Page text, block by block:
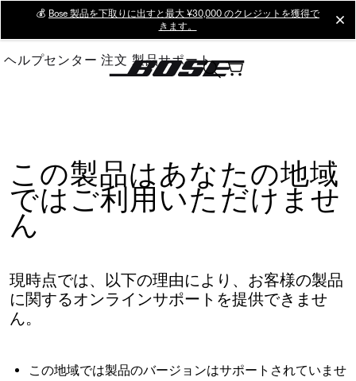
Main
💰 Bose 製品を下取りに出すと最大 ¥30,000 のクレジットを獲得で
きます。
ヘルプセンター 注文 製品サポート
この製品はあなたの地域
ではご利用いただけませ
ん
現時点では、以下の理由により、お客様の製品
に関するオンラインサポートを提供できませ
ん。
この地域では製品のバージョンはサポートされていませ